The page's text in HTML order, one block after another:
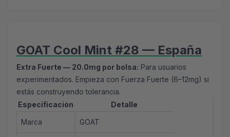
GOAT Cool Mint #28 — España
Extra Fuerte — 20.0mg por bolsa: Para usuarios
experimentados. Empieza con Fuerza Fuerte (6–12mg) si
estás construyendo tolerancia.
Especificación
Detalle
Marca
GOAT